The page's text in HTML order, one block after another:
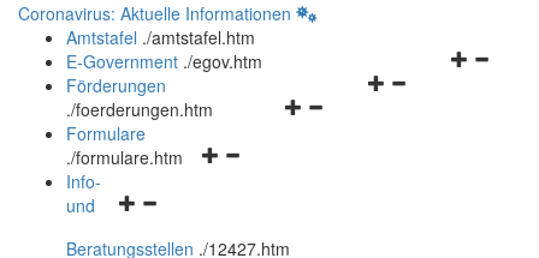
Coronavirus: Aktuelle Informationen
Amtstafel ./amtstafel.htm
Navigationsmenü
E-Government ./egov.htm
Navigationsmenü
Förderungen
./foerderungen.htm
Navigationsmenü
Formulare
./formulare.htm
Navigationsmenü
und
Info-
und
Beratungsstellen ./12427.htm